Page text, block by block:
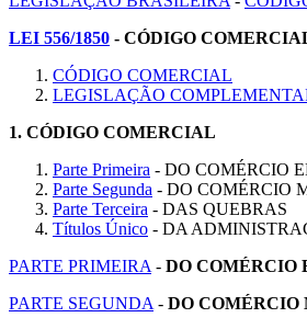
LEI 556/1850 - CÓDIGO
CÓDIGO COMERCIAL
LEGISLAÇÃO
1. CÓDIGO COMERCIAL
Parte Primeira - DO COMÉRCIO
Parte Segunda - DO COMÉRCIO
Parte Terceira - DAS QUEBRAS
Títulos Único - DA
PARTE PRIMEIRA - DO COMÉRCIO
PARTE SEGUNDA - DO